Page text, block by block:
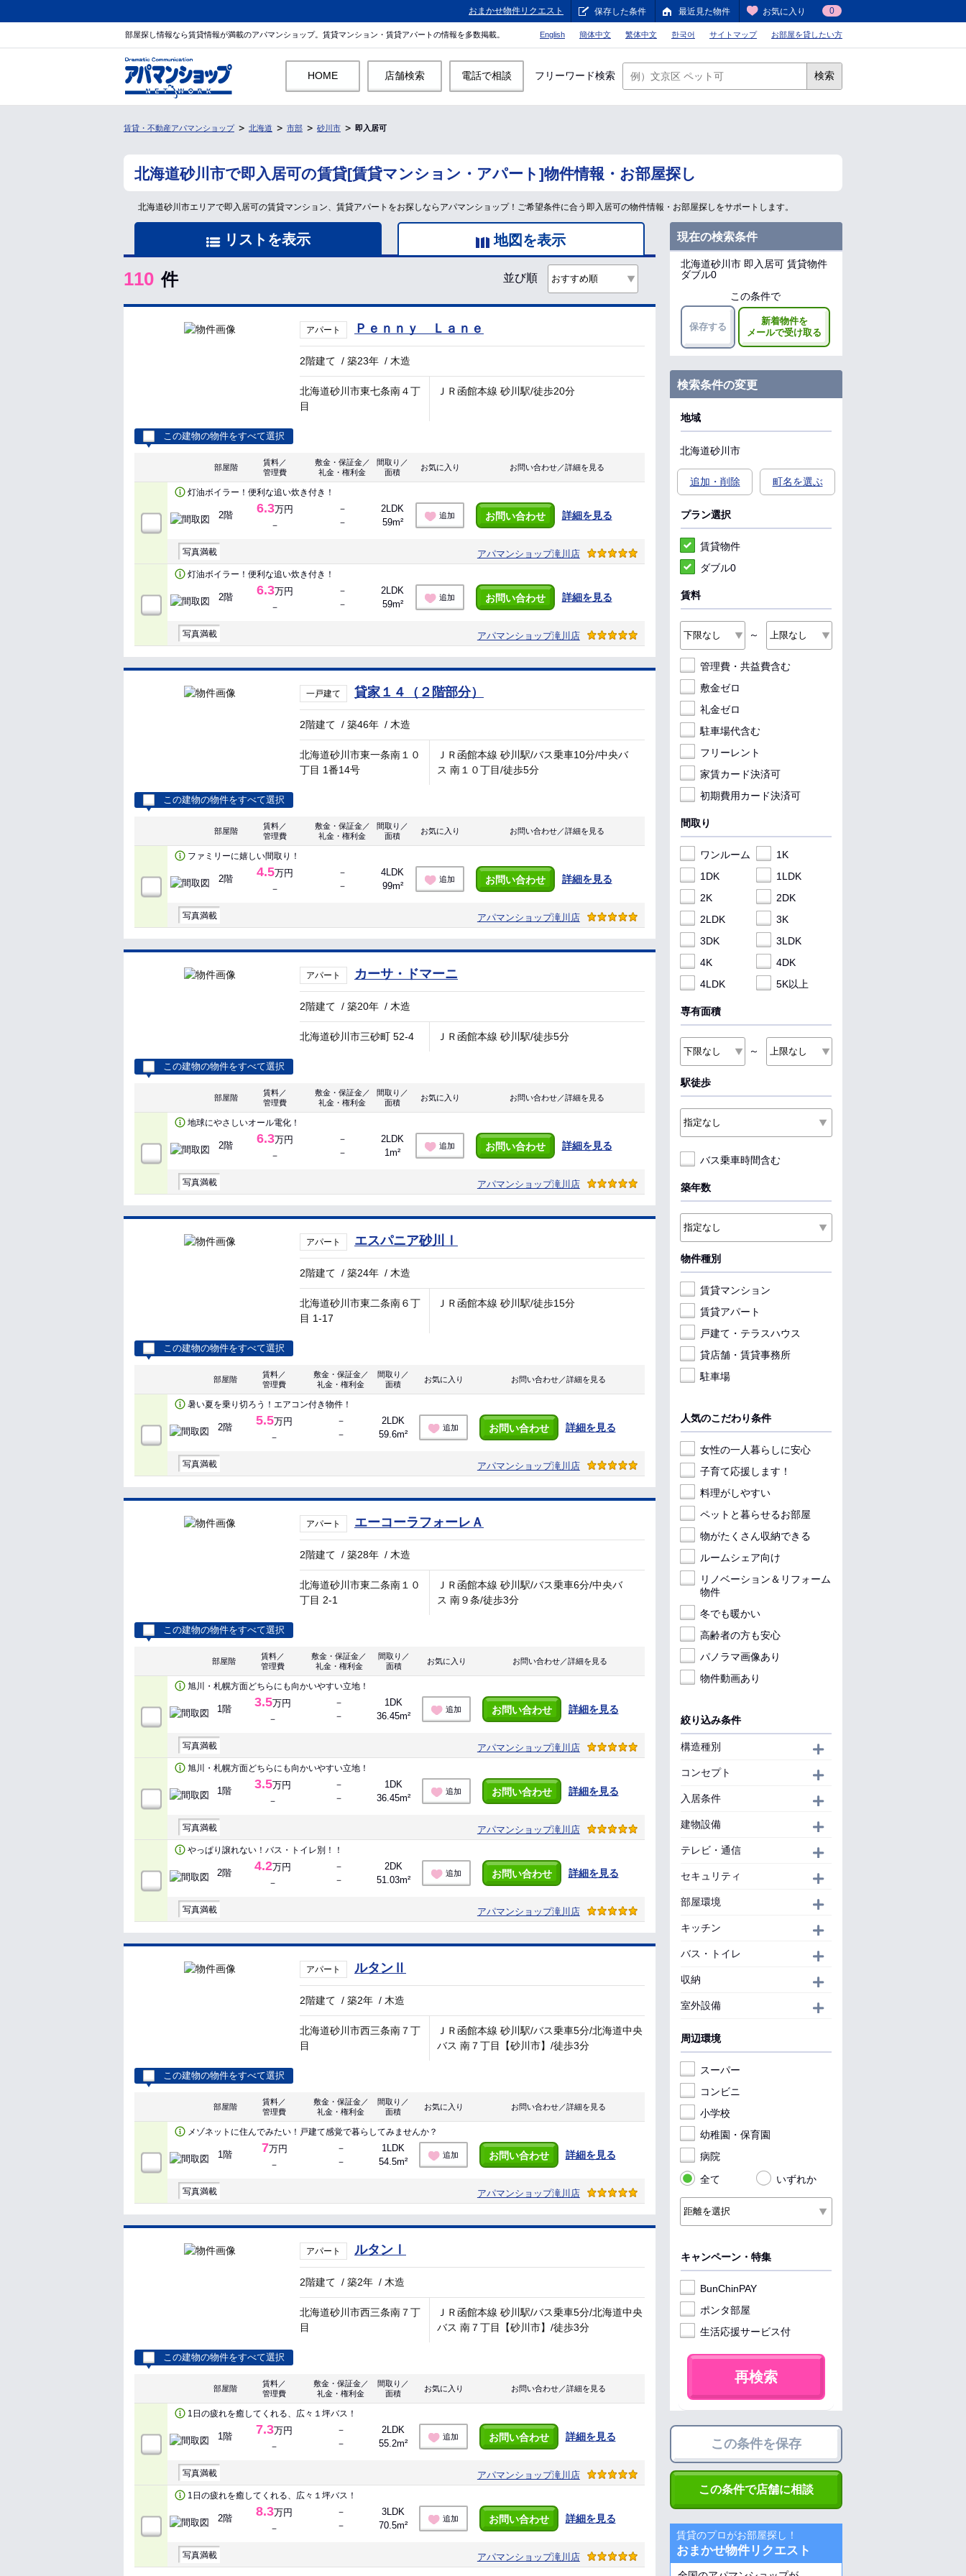
おまかせ物件リクエスト 保存した条件 最近見た物件 お気に入り 0
部屋探し情報なら賃貸情報が満載のアパマンショップ。賃貸マンション・賃貸アパートの情報を多数掲載。 English 簡体中文 繁体中文 한국어 サイトマップ お部屋を貸したい方
HOME 店舗検索 電話で相談 フリーワード検索 検索
賃貸・不動産アパマンショップ 北海道 市部 砂川市 即入居可
北海道砂川市で即入居可の賃貸[賃貸マンション・アパート]物件情報・お部屋探し
北海道砂川市エリアで即入居可の賃貸マンション、賃貸アパートをお探しならアパマンショップ！ご希望条件に合う即入居可の物件情報・お部屋探しをサポートします。
リストを表示 地図を表示
110 件 並び順
アパート Ｐｅｎｎｙ Ｌａｎｅ
2階建て /築23年 / 木造
北海道砂川市東七条南４丁
目
ＪＲ函館本線 砂川駅/徒歩20分
この建物の物件をすべて選択
部屋階
賃料／
管理費
敷金・保証金／
礼金・権利金
間取り／
面積
お気に入り お問い合わせ／詳細を見る
灯油ボイラー！便利な追い炊き付き！
2階 6.3万円
－
－
－
2LDK
59m²
追加 お問い合わせ 詳細を見る
写真満載 アパマンショップ滝川店
灯油ボイラー！便利な追い炊き付き！
2階 6.3万円
－
－
－
2LDK
59m²
追加 お問い合わせ 詳細を見る
写真満載 アパマンショップ滝川店
一戸建て 貸家１４（２階部分）
2階建て /築46年 / 木造
北海道砂川市東一条南１０
丁目 1番14号
ＪＲ函館本線 砂川駅/バス乗車10分/中央バ
ス 南１０丁目/徒歩5分
この建物の物件をすべて選択
部屋階
賃料／
管理費
敷金・保証金／
礼金・権利金
間取り／
面積
お気に入り お問い合わせ／詳細を見る
ファミリーに嬉しい間取り！
2階 4.5万円
－
－
－
4LDK
99m²
追加 お問い合わせ 詳細を見る
写真満載 アパマンショップ滝川店
アパート カーサ・ドマーニ
2階建て /築20年 / 木造
北海道砂川市三砂町 52-4 ＪＲ函館本線 砂川駅/徒歩5分
この建物の物件をすべて選択
部屋階
賃料／
管理費
敷金・保証金／
礼金・権利金
間取り／
面積
お気に入り お問い合わせ／詳細を見る
地球にやさしいオール電化！
2階 6.3万円
－
－
－
2LDK
1m²
追加 お問い合わせ 詳細を見る
写真満載 アパマンショップ滝川店
アパート エスパニア砂川Ⅰ
2階建て /築24年 / 木造
北海道砂川市東二条南６丁
目 1-17
ＪＲ函館本線 砂川駅/徒歩15分
この建物の物件をすべて選択
部屋階
賃料／
管理費
敷金・保証金／
礼金・権利金
間取り／
面積
お気に入り お問い合わせ／詳細を見る
暑い夏を乗り切ろう！エアコン付き物件！
2階 5.5万円
－
－
－
2LDK
59.6m²
追加 お問い合わせ 詳細を見る
写真満載 アパマンショップ滝川店
アパート エーコーラフォーレＡ
2階建て /築28年 / 木造
北海道砂川市東二条南１０
丁目 2-1
ＪＲ函館本線 砂川駅/バス乗車6分/中央バ
ス 南９条/徒歩3分
この建物の物件をすべて選択
部屋階
賃料／
管理費
敷金・保証金／
礼金・権利金
間取り／
面積
お気に入り お問い合わせ／詳細を見る
旭川・札幌方面どちらにも向かいやすい立地！
1階 3.5万円
－
－
－
1DK
36.45m²
追加 お問い合わせ 詳細を見る
写真満載 アパマンショップ滝川店
旭川・札幌方面どちらにも向かいやすい立地！
1階 3.5万円
－
－
－
1DK
36.45m²
追加 お問い合わせ 詳細を見る
写真満載 アパマンショップ滝川店
やっぱり譲れない！バス・トイレ別！！
2階 4.2万円
－
－
－
2DK
51.03m²
追加 お問い合わせ 詳細を見る
写真満載 アパマンショップ滝川店
アパート ルタンⅡ
2階建て /築2年 / 木造
北海道砂川市西三条南７丁
目
ＪＲ函館本線 砂川駅/バス乗車5分/北海道中央
バス 南７丁目【砂川市】/徒歩3分
この建物の物件をすべて選択
部屋階
賃料／
管理費
敷金・保証金／
礼金・権利金
間取り／
面積
お気に入り お問い合わせ／詳細を見る
メゾネットに住んでみたい！戸建て感覚で暮らしてみませんか？
1階 7万円
－
－
－
1LDK
54.5m²
追加 お問い合わせ 詳細を見る
写真満載 アパマンショップ滝川店
アパート ルタンⅠ
2階建て /築2年 / 木造
北海道砂川市西三条南７丁
目
ＪＲ函館本線 砂川駅/バス乗車5分/北海道中央
バス 南７丁目【砂川市】/徒歩3分
この建物の物件をすべて選択
部屋階
賃料／
管理費
敷金・保証金／
礼金・権利金
間取り／
面積
お気に入り お問い合わせ／詳細を見る
1日の疲れを癒してくれる、広々１坪バス！
1階 7.3万円
－
－
－
2LDK
55.2m²
追加 お問い合わせ 詳細を見る
写真満載 アパマンショップ滝川店
1日の疲れを癒してくれる、広々１坪バス！
2階 8.3万円
－
－
－
3LDK
70.5m²
追加 お問い合わせ 詳細を見る
写真満載 アパマンショップ滝川店
現在の検索条件
北海道砂川市 即入居可 賃貸物件
ダブル0
この条件で
保存する
新着物件を
メールで受け取る
検索条件の変更
地域
北海道砂川市
追加・削除 町名を選ぶ
プラン選択
賃貸物件
ダブル0
賃料
～
管理費・共益費含む
敷金ゼロ
礼金ゼロ
駐車場代含む
フリーレント
家賃カード決済可
初期費用カード決済可
間取り
ワンルーム
1K
1DK
1LDK
2K
2DK
2LDK
3K
3DK
3LDK
4K
4DK
4LDK
5K以上
専有面積
～
駅徒歩
バス乗車時間含む
築年数
物件種別
賃貸マンション
賃貸アパート
戸建て・テラスハウス
貸店舗・賃貸事務所
駐車場
人気のこだわり条件
女性の一人暮らしに安心
子育て応援します！
料理がしやすい
ペットと暮らせるお部屋
物がたくさん収納できる
ルームシェア向け
リノベーション＆リフォーム
物件
冬でも暖かい
高齢者の方も安心
パノラマ画像あり
物件動画あり
絞り込み条件
構造種別
コンセプト
入居条件
建物設備
テレビ・通信
セキュリティ
部屋環境
キッチン
バス・トイレ
収納
室外設備
周辺環境
スーパー
コンビニ
小学校
幼稚園・保育園
病院
全て
いずれか
キャンペーン・特集
BunChinPAY
ポンタ部屋
生活応援サービス付
再検索
この条件を保存
この条件で店舗に相談
賃貸のプロがお部屋探し！
おまかせ物件リクエスト